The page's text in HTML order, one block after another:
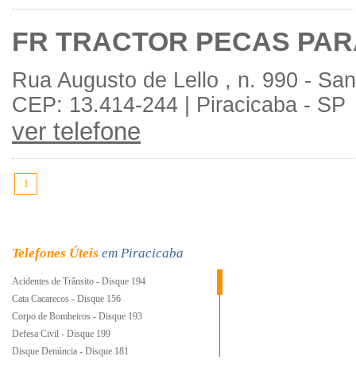
FR TRACTOR PECAS
Rua Augusto de Lello , n. 990 -
CEP: 13.414-244 | Piracicaba - SP
ver telefone
1
Telefones Úteis em Piracicaba
Acidentes de Trânsito - Disque 194
Cata Cacarecos - Disque 156
Corpo de Bombeiros - Disque 193
Defesa Civil - Disque 199
Disque Denúncia - Disque 181